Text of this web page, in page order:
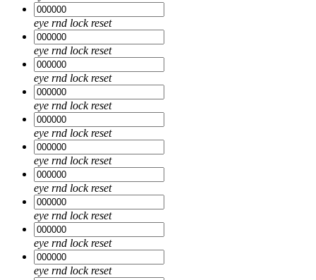
eye rnd lock reset
eye rnd lock reset
eye rnd lock reset
eye rnd lock reset
eye rnd lock reset
eye rnd lock reset
eye rnd lock reset
eye rnd lock reset
eye rnd lock reset
eye rnd lock reset